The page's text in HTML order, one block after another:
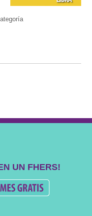
UN FHERS!